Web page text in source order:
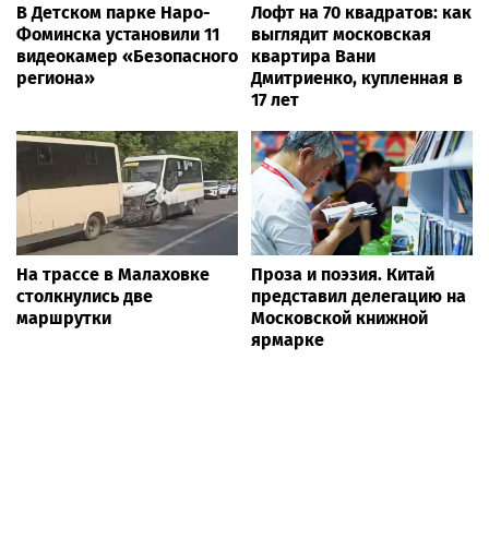
В Детском парке Наро-
Фоминска установили 11
видеокамер «Безопасного
региона»
Лофт на 70 квадратов: как
выглядит московская
квартира Вани
Дмитриенко, купленная в
17 лет
На трассе в Малаховке
столкнулись две
маршрутки
Проза и поэзия. Китай
представил делегацию на
Московской книжной
ярмарке